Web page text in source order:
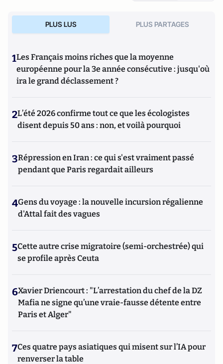
PLUS LUS PLUS PARTAGES
1Les Français moins riches que la moyenne
européenne pour la 3e année consécutive : jusqu'où
ira le grand déclassement ?
2L’été 2026 confirme tout ce que les écologistes
disent depuis 50 ans : non, et voilà pourquoi
3Répression en Iran : ce qui s'est vraiment passé
pendant que Paris regardait ailleurs
4Gens du voyage : la nouvelle incursion régalienne
d'Attal fait des vagues
5Cette autre crise migratoire (semi-orchestrée) qui
se profile après Ceuta
6Xavier Driencourt : "L’arrestation du chef de la DZ
Mafia ne signe qu’une vraie-fausse détente entre
Paris et Alger"
7Ces quatre pays asiatiques qui misent sur l’IA pour
renverser la table